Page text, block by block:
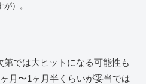
）。
第では大ヒットになる可能性も
月〜1ヶ月半くらいが妥当では